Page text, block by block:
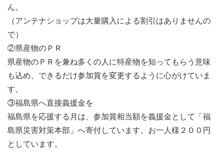
ん。
（アンテナショップは大量購入による割引はありませんの
で）
②県産物のＰＲ
県産物のＰＲを兼ね多くの人に特産物を知ってもらう意味
も込め、できるだけ参加賞を変更するように心がけていま
す。
③福島県へ直接義援金を
福島県を応援する月は、参加賞相当額を義援金として「福
島県災害対策本部」へ寄付しています。お一人様２００円
としています。